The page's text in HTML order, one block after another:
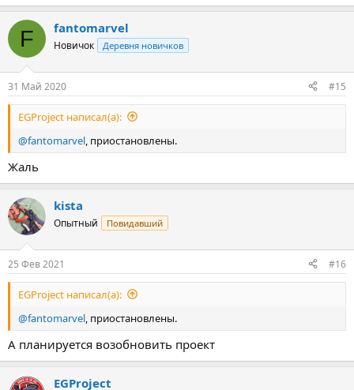
F fantomarvel
Новичок Деревня новичков
31 Май 2020 #15
EGProject написал(а):
@fantomarvel , приостановлены.
Жаль
kista
Опытный Повидавший
25 Фев 2021 #16
EGProject написал(а):
@fantomarvel , приостановлены.
А планируется возобновить проект
EGProject